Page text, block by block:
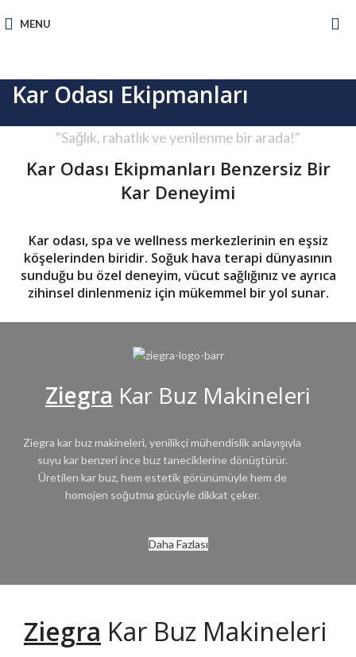
MENU
Kar Odası Ekipmanları
"Sağlık, rahatlık ve yenilenme bir arada!"
Kar Odası Ekipmanları Benzersiz Bir
Kar Deneyimi
Kar odası, spa ve wellness merkezlerinin en eşsiz
köşelerinden biridir. Soğuk hava terapi dünyasının
sunduğu bu özel deneyim, vücut sağlığınız ve ayrıca
zihinsel dinlenmeniz için mükemmel bir yol sunar.
Ziegra Kar Buz Makineleri
Ziegra kar buz makineleri, yenilikçi mühendislik anlayışıyla
suyu kar benzeri ince buz taneciklerine dönüştürür.
Üretilen kar buz, hem estetik görünümüyle hem de
homojen soğutma gücüyle dikkat çeker.
Daha Fazlası
Ziegra Kar Buz Makineleri